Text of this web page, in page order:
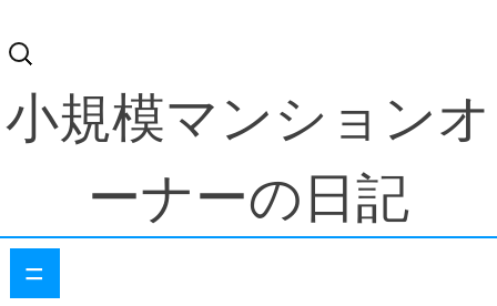
検
索:
小規模マンションオ
ーナーの日記
=